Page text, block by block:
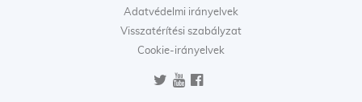
Adatvédelmi irányelvek
Visszatérítési szabályzat
Cookie-irányelvek